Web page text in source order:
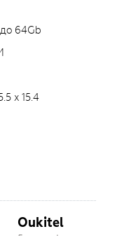
64Gb
x 15.4
Oukitel